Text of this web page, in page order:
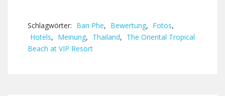
Schlagwörter: Ban Phe, Bewertung, Fotos,
Hotels, Meinung, Thailand, The Oriental Tropical
Beach at VIP Resort